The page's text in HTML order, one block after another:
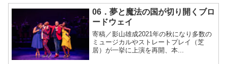
06．夢と魔法の国が切り開くブロ
ードウェイ
寄稿／影山雄成2021年の秋になり多数の
ミュージカルやストレートプレイ（芝
居）が一挙に上演を再開、本...